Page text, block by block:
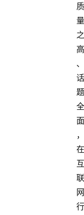
质
量
之
高
、
话
题
全
面
，
在
互
联
网
行